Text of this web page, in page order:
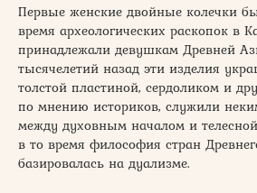
Первые женские двойные колечки
время археологических раскопок в
принадлежали девушкам Древней
тысячелетий назад эти изделия
толстой пластиной, сердоликом и
по мнению историков, служили
между духовным началом и
в то время философия стран
базировалась на дуализме.